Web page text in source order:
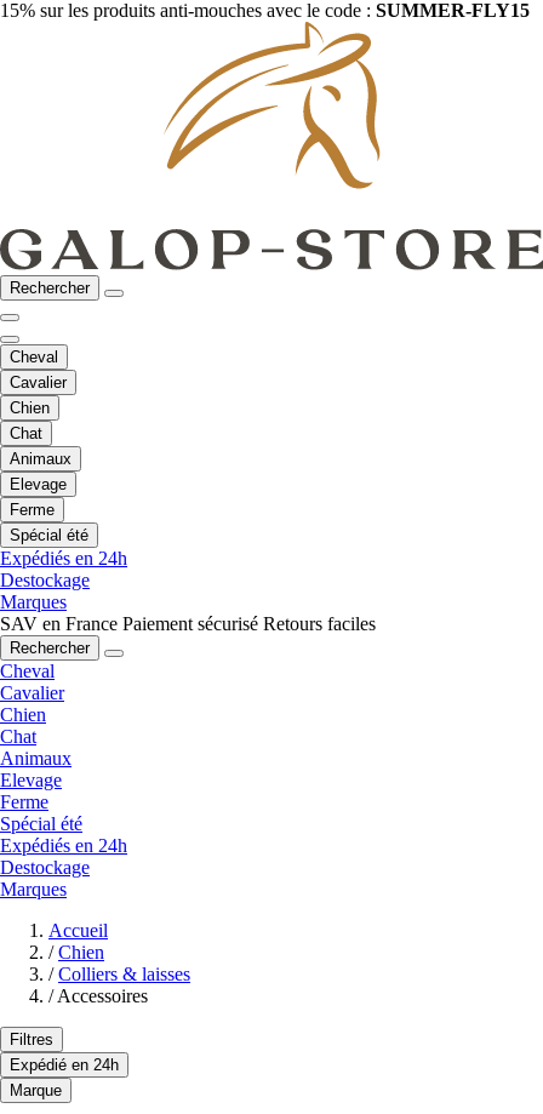
15% sur les produits anti-mouches avec le code : SUMMER-FLY15
Rechercher
Cheval
Cavalier
Chien
Chat
Animaux
Elevage
Ferme
Spécial été
Expédiés en 24h
Destockage
Marques
SAV en France Paiement sécurisé Retours faciles
Rechercher
Cheval
Cavalier
Chien
Chat
Animaux
Elevage
Ferme
Spécial été
Expédiés en 24h
Destockage
Marques
Accueil
/ Chien
/ Colliers & laisses
/ Accessoires
Filtres
Expédié en 24h
Marque